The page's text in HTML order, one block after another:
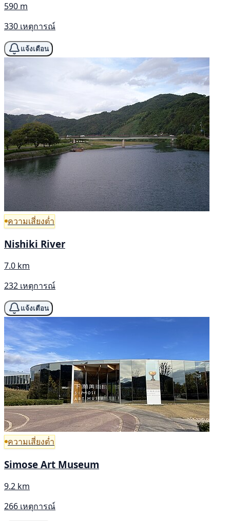
590 m
330 เหตุการณ์
แจ้งเตือน
ความเสี่ยงต่ำ
Nishiki River
7.0 km
232 เหตุการณ์
แจ้งเตือน
ความเสี่ยงต่ำ
Simose Art Museum
9.2 km
266 เหตุการณ์